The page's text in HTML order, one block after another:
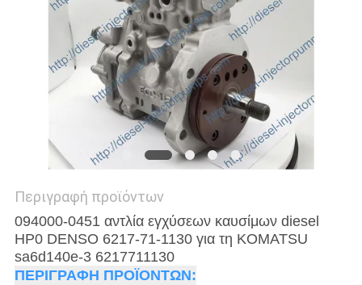
Περιγραφή προϊόντων
094000-0451 αντλία εγχύσεων καυσίμων diesel
HP0 DENSO 6217-71-1130 για τη KOMATSU
sa6d140e-3 6217711130
ΠΕΡΙΓΡΑΦΗ ΠΡΟΪΟΝΤΩΝ: